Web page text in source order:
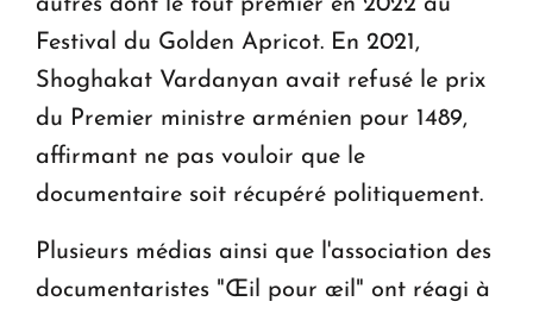
Festival du Golden Apricot. En 2021,
Shoghakat Vardanyan avait refusé le prix
du Premier ministre arménien pour 1489,
affirmant ne pas vouloir que le
documentaire soit récupéré politiquement.
Plusieurs médias ainsi que l'association des
documentaristes "Œil pour œil" ont réagi à